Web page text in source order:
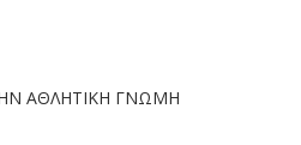
ΑΘΛΗΤΙΚΗ ΓΝΩΜΗ